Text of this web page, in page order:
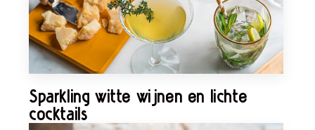
Sparkling witte wijnen en lichte
cocktails